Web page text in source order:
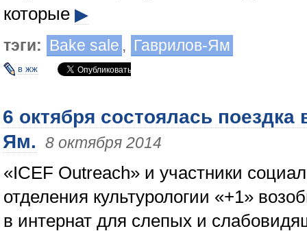
которые ▶
тэги: Bake sale , Гаврилов-Ям
в жж
6 октября состоялась поездка
Ям. 8 октября 2014
«ICEF Outreach» и участники
отделения культурологии «+1»
в интернат для слепых и